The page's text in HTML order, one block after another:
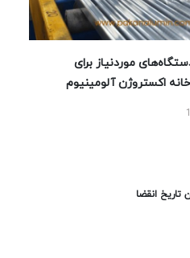
موردنیاز برای
اکستروژن آلومینیوم
انقضا